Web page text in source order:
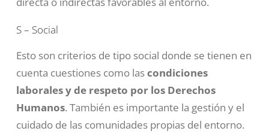
S – Social
Esto son criterios de tipo social donde se tienen en
cuenta cuestiones como lascondiciones
laborales y de respeto por los Derechos
Humanos. También es importante la gestión y el
cuidado de las comunidades propias del entorno.